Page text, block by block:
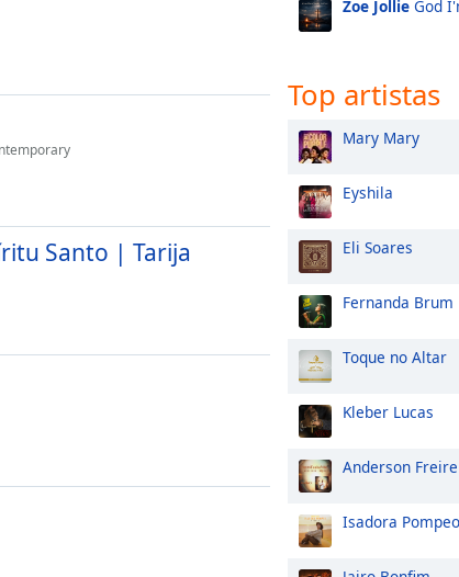
Santo | Tarija
Zoe Jollie God
Top artistas
Mary Mary
Eyshila
Eli Soares
Fernanda Brum
Toque no Altar
Kleber Lucas
Anderson Freire
Isadora Pompeo